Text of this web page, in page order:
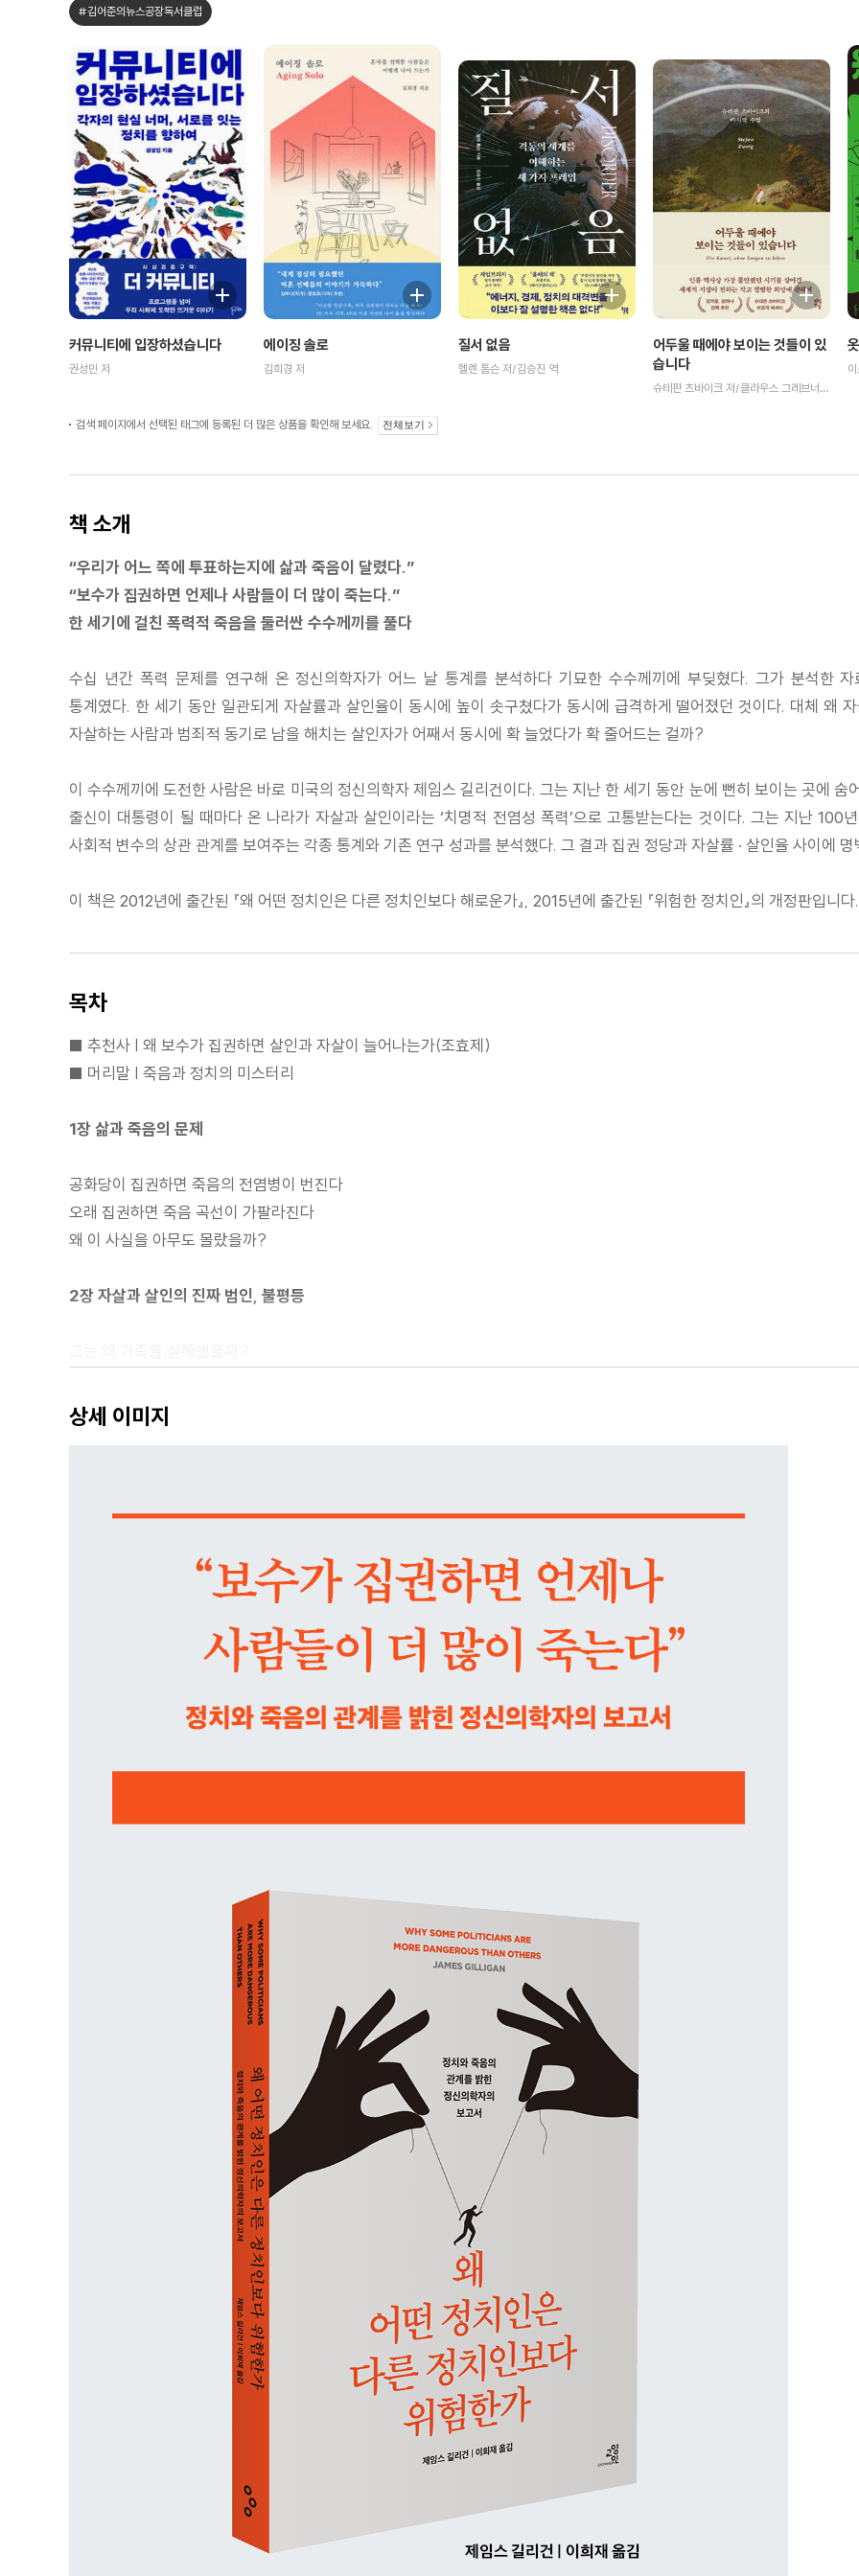
#김어준의뉴스공장독서클럽
커뮤니티에 입장하셨습니다
권성민 저
에이징 솔로
김희경 저
질서 없음
헬렌 톰슨 저/김승진 역
어두울 때에야 보이는 것들이 있
습니다
슈테판 츠바이크 저/클라우스 그레브너,폴커 미헬스 편/배명자 역
검색 페이지에서 선택된 태그에 등록된 더 많은 상품을 확인해 보세요. 전체보기
책 소개
“우리가 어느 쪽에 투표하는지에 삶과 죽음이 달렸다.”
“보수가 집권하면 언제나 사람들이 더 많이 죽는다.”
한 세기에 걸친 폭력적 죽음을 둘러싼 수수께끼를 풀다
수십 년간 폭력 문제를 연구해 온 정신의학자가 어느 날 통계를 분석하다 기묘한 수수께끼에 부딪혔다. 그가 분석한
통계였다. 한 세기 동안 일관되게 자살률과 살인율이 동시에 높이 솟구쳤다가 동시에 급격하게 떨어졌던 것이다. 대체 왜
자살하는 사람과 범죄적 동기로 남을 해치는 살인자가 어째서 동시에 확 늘었다가 확 줄어드는 걸까?
이 수수께끼에 도전한 사람은 바로 미국의 정신의학자 제임스 길리건이다. 그는 지난 한 세기 동안 눈에 뻔히 보이는 곳에
출신이 대통령이 될 때마다 온 나라가 자살과 살인이라는 ‘치명적 전염성 폭력’으로 고통받는다는 것이다. 그는 지난 100
사회적 변수의 상관 관계를 보여주는 각종 통계와 기존 연구 성과를 분석했다. 그 결과 집권 정당과 자살률 · 살인율 사이에
이 책은 2012년에 출간된 『왜 어떤 정치인은 다른 정치인보다 해로운가』, 2015년에 출간된 『위험한 정치인』의 개정판입니다.
목차
■ 추천사 | 왜 보수가 집권하면 살인과 자살이 늘어나는가(조효제)
■ 머리말 | 죽음과 정치의 미스터리
1장 삶과 죽음의 문제
공화당이 집권하면 죽음의 전염병이 번진다
오래 집권하면 죽음 곡선이 가팔라진다
왜 이 사실을 아무도 몰랐을까?
2장 자살과 살인의 진짜 범인, 불평등
줄어드는가
1퍼센트의 이익 대 99퍼센트의 이익
‘범죄와의 전쟁’은 범죄율을 끌어올린다
자살은 정치적인 문제다
수치심의 윤리와 죄의식의 윤리
버림받은 사람이 되었다는 생각
6장 보수 정당 지지자와 진보 정당 지지자
폭력적인 문화와 덜 폭력적인 문화의 대립
권위주의적 인격 대 평등주의적 인격
나의 교도소 평등 실험 - 폭력은 없앨 수 있다
7장 정치가 삶과 죽음을 가른다
살인과 자살은 정치의 풍향계다
살인과 자살을 함께 보아야 하는 이유
생명을 구하는 정치를 찾아서
■ 부록A 자료는 얼마나 정확하고 완전한가?
상세 이미지